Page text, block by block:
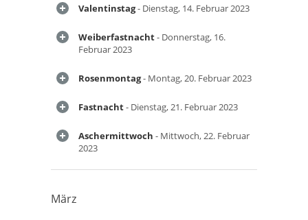
Valentinstag- Dienstag, 14. Februar 2023
Weiberfastnacht- Donnerstag, 16.
Februar 2023
Rosenmontag- Montag, 20. Februar 2023
Fastnacht- Dienstag, 21. Februar 2023
Aschermittwoch - Mittwoch, 22. Februar
2023
März